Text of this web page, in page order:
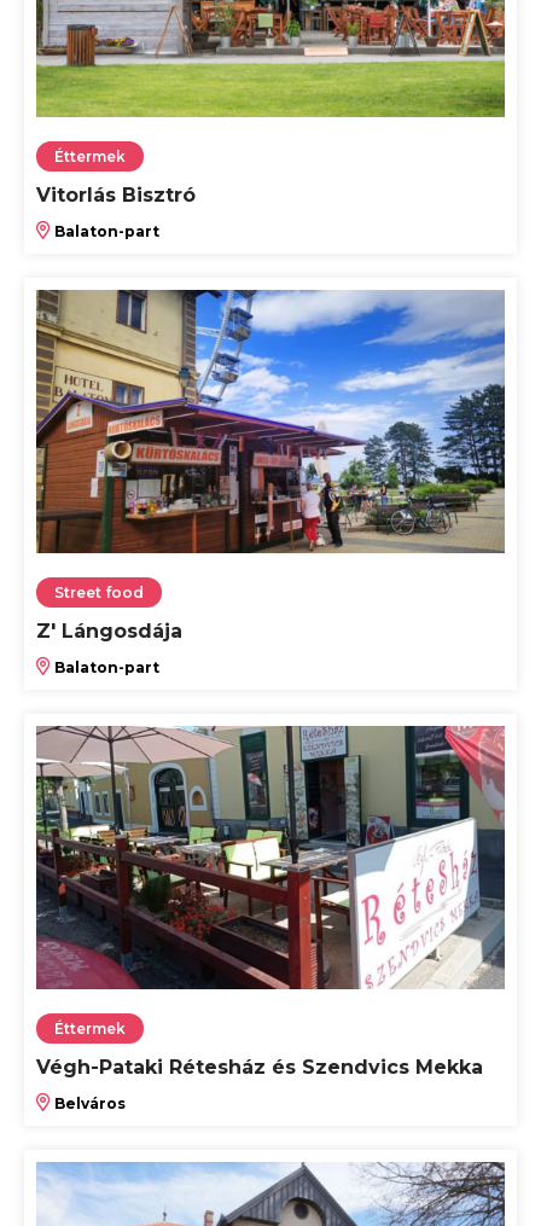
Éttermek
Vitorlás Bisztró
Balaton-part
Street food
Z' Lángosdája
Balaton-part
Éttermek
Végh-Pataki Rétesház és Szendvics Mekka
Belváros